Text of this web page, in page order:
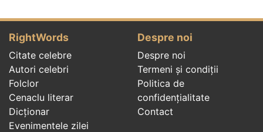
RightWords
Citate celebre
Autori celebri
Folclor
Cenaclu literar
Dicționar
Evenimentele zilei
Despre noi
Despre noi
Termeni și condiții
Politica de
confidenţialitate
Contact